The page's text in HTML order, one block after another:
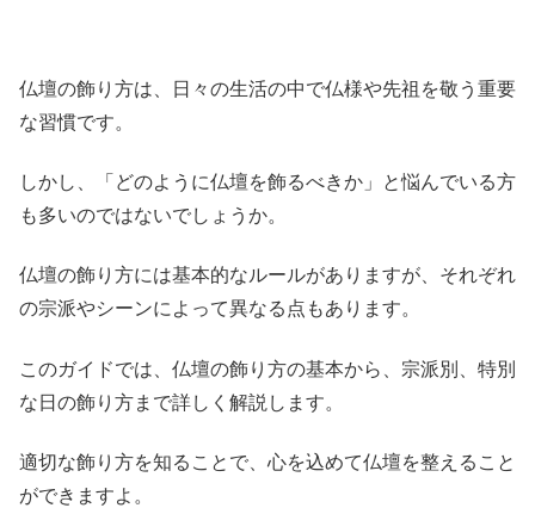
仏壇の飾り方は、日々の生活の中で仏様や先祖を敬う重要
な習慣です。
しかし、「どのように仏壇を飾るべきか」と悩んでいる方
も多いのではないでしょうか。
仏壇の飾り方には基本的なルールがありますが、それぞれ
の宗派やシーンによって異なる点もあります。
このガイドでは、仏壇の飾り方の基本から、宗派別、特別
な日の飾り方まで詳しく解説します。
適切な飾り方を知ることで、心を込めて仏壇を整えること
ができますよ。